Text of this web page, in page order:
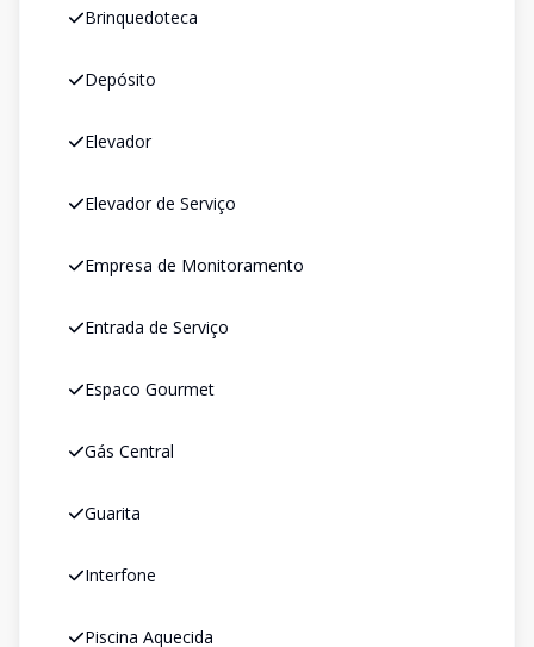
Brinquedoteca
Depósito
Elevador
Elevador de Serviço
Empresa de Monitoramento
Entrada de Serviço
Espaco Gourmet
Gás Central
Guarita
Interfone
Piscina Aquecida